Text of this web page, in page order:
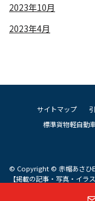
2023年10月
2023年4月
サイトマップ
標準貨物軽自動
© Copyright © 赤帽あさひ
【掲載の記事・写真・イラ